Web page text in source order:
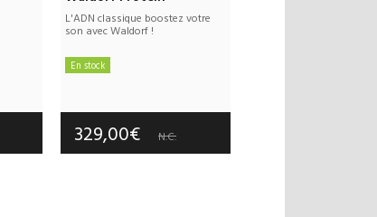
‍L'ADN classique boostez votre
son avec Waldorf !
En stock
Garantie :3 an(s)
329,00€ N.C.